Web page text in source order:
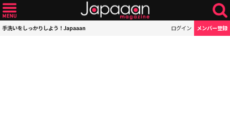
手洗いをしっかりしよう！Japaaan ログイン メンバー登録